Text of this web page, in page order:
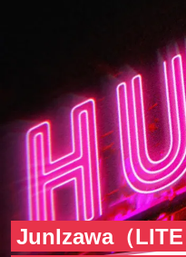
JunIzawa（